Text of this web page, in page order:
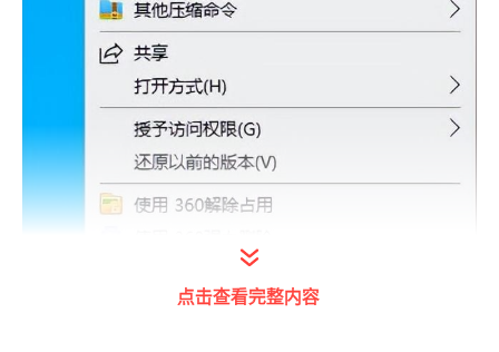
点击查看完整内容